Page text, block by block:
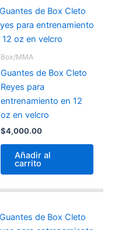
Box/MMA
Guantes de Box Cleto
Reyes para
entrenamiento en 12
oz en velcro
$4,000.00
Añadir al
carrito